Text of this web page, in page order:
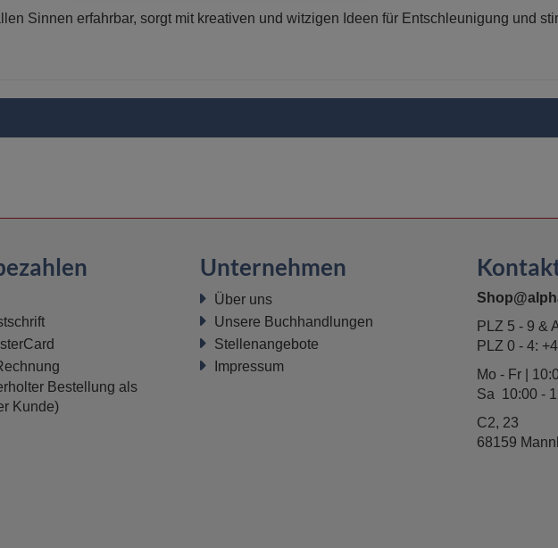
Sinnen erfahrbar, sorgt mit kreativen und witzigen Ideen für Entschleunigung und
Bestellung als
Kunde)
Unternehmen
Über uns
Unsere Buchhandlungen
Stellenangebote
Impressum
PLZ 5 - 9 &
PLZ 0 - 4:
Mo - Fr |
Sa 10:00 -
C2, 23
68159